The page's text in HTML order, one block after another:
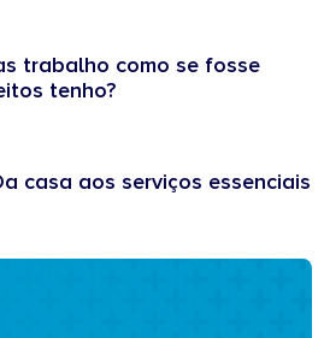
trabalho como se fosse
tenho?
casa aos serviços essenciais